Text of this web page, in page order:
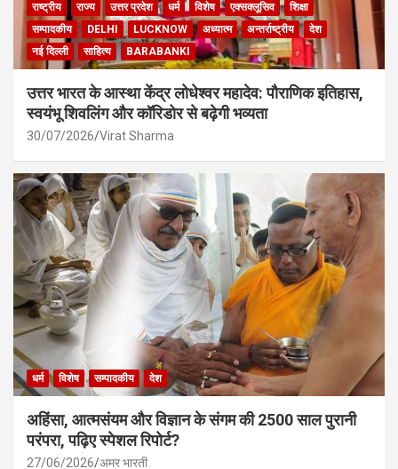
राष्ट्रीय राज्य उत्तर प्रदेश धर्म विशेष एक्सक्लूसिव
शिक्षा
सम्पादकीय
DELHI LUCKNOW अध्यात्म अन्तर्राष्ट्रीय
देश
नई दिल्ली
साहित्य BARABANKI
उत्तर भारत के आस्था केंद्र लोधेश्वर महादेव: पौराणिक इतिहास,
स्वयंभू शिवलिंग और कॉरिडोर से बढ़ेगी भव्यता
30/07/2026 Virat Sharma
धर्म विशेष सम्पादकीय देश
अहिंसा, आत्मसंयम और विज्ञान के संगम की 2500 साल पुरानी
परंपरा, पढ़िए स्पेशल रिपोर्ट?
27/06/2026 अमर भारती